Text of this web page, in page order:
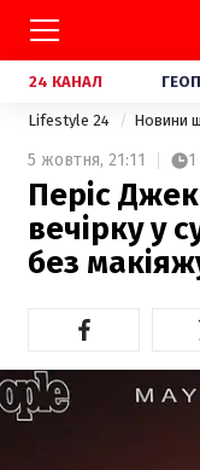
24 КАНАЛ
Lifestyle 24 Новини
5 жовтня, 21:11 1
Періс
вечірку у
без